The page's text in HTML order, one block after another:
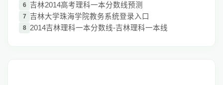
6 吉林2014高考理科一本分数线预测
7 吉林大学珠海学院教务系统登录入口
8 2014吉林理科一本分数线-吉林理科一本线